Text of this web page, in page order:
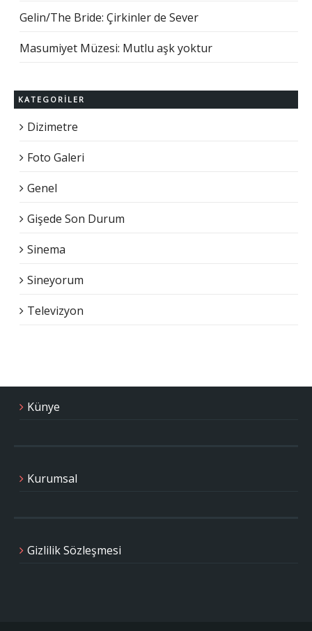
Gelin/The Bride: Çirkinler de Sever
Masumiyet Müzesi: Mutlu aşk yoktur
KATEGORILER
Dizimetre
Foto Galeri
Genel
Gişede Son Durum
Sinema
Sineyorum
Televizyon
Künye
Kurumsal
Gizlilik Sözleşmesi